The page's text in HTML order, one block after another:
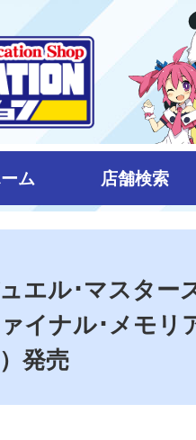
ム 店舗検索
エル･マスター
イナル･メモリ
発売